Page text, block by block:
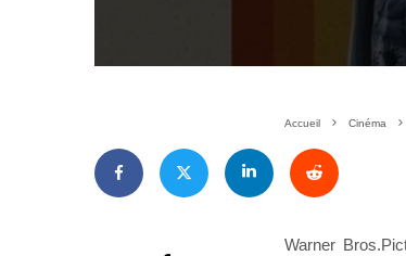
Accueil Cinéma
Warner